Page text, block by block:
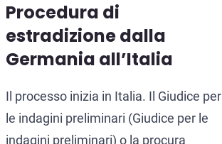
Procedura di
estradizione dalla
Germania all’Italia
Il processo inizia in Italia. Il Giudice per
le indagini preliminari (Giudice per le
indagini preliminari) o la procura